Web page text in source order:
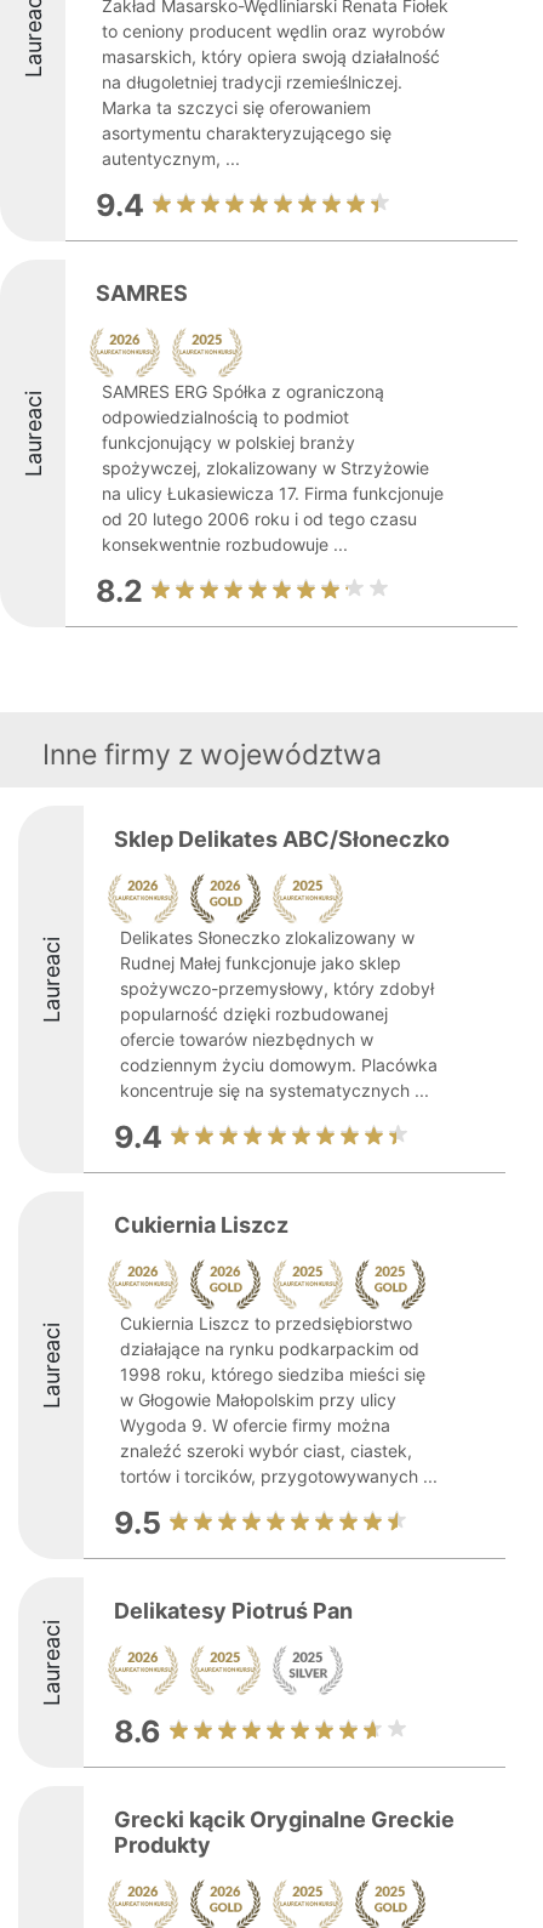
Laureaci
Zakład Masarsko-Wędliniarski Renata Fiołek
to ceniony producent wędlin oraz wyrobów
masarskich, który opiera swoją działalność
na długoletniej tradycji rzemieślniczej.
Marka ta szczyci się oferowaniem
asortymentu charakteryzującego się
autentycznym, ...
9.4
Laureaci
SAMRES
SAMRES ERG Spółka z ograniczoną
odpowiedzialnością to podmiot
funkcjonujący w polskiej branży
spożywczej, zlokalizowany w Strzyżowie
na ulicy Łukasiewicza 17. Firma funkcjonuje
od 20 lutego 2006 roku i od tego czasu
konsekwentnie rozbudowuje ...
8.2
Inne firmy z województwa
Laureaci
Sklep Delikates ABC/Słoneczko
Delikates Słoneczko zlokalizowany w
Rudnej Małej funkcjonuje jako sklep
spożywczo-przemysłowy, który zdobył
popularność dzięki rozbudowanej
ofercie towarów niezbędnych w
codziennym życiu domowym. Placówka
koncentruje się na systematycznych ...
9.4
Laureaci
Cukiernia Liszcz
Cukiernia Liszcz to przedsiębiorstwo
działające na rynku podkarpackim od
1998 roku, którego siedziba mieści się
w Głogowie Małopolskim przy ulicy
Wygoda 9. W ofercie firmy można
znaleźć szeroki wybór ciast, ciastek,
tortów i torcików, przygotowywanych ...
9.5
Laureaci
Delikatesy Piotruś Pan
8.6
Grecki kącik Oryginalne Greckie
Produkty